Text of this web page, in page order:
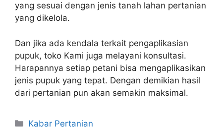
yang sesuai dengan jenis tanah lahan pertanian
yang dikelola.
Dan jika ada kendala terkait pengaplikasian
pupuk, toko Kami juga melayani konsultasi.
Harapannya setiap petani bisa mengaplikasikan
jenis pupuk yang tepat. Dengan demikian hasil
dari pertanian pun akan semakin maksimal.
Kabar Pertanian